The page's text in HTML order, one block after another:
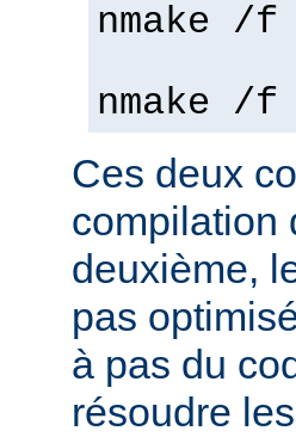
nmake /f
nmake /f
Ces deux
compilation
deuxième,
pas
à pas du
résoudre